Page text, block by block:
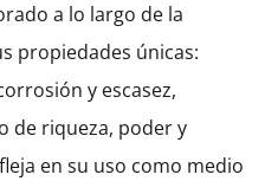
a lo largo de la
propiedades únicas:
y escasez,
de riqueza, poder y
en su uso como medio